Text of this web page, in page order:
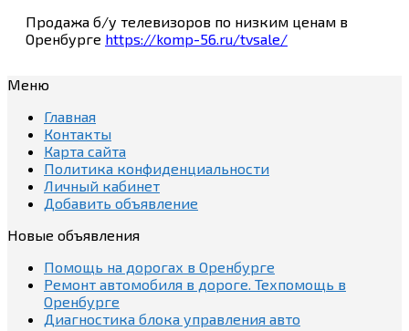
Продажа б/у телевизоров по низким ценам в
Оренбурге https://komp-56.ru/tvsale/
Меню
Главная
Контакты
Карта сайта
Политика конфиденциальности
Личный кабинет
Добавить объявление
Новые объявления
Помощь на дорогах в Оренбурге
Ремонт автомобиля в дороге. Техпомощь в
Оренбурге
Диагностика блока управления авто